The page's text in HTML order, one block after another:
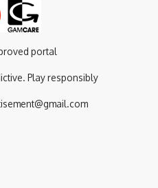
Play responsibly